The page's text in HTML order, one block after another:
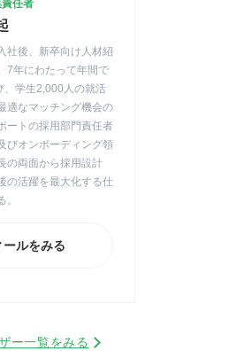
任者
社後、新卒向け人材紹
7年にわたって年間で
、学生2,000人の就活
適なマッチング機会の
ートの採用部門責任者
びオンボーディング領
の両面から採用設計
の活躍を最大化する仕
ールをみる
ー一覧をみる